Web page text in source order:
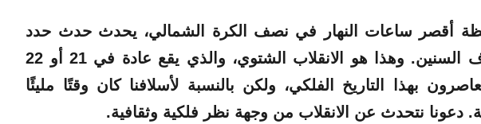
أقصر ساعات النهار في نصف الكرة الشمالي، يحدث حدث حدد
إيقاع حياة حضارات بأكملها لآلاف السنين. وهذا هو الانقلاب الشتوي، والذي يقع عادة في 21 أو 22
بهذا التاريخ الفلكي، ولكن بالنسبة لأسلافنا كان وقتًا مليئًا
دعونا نتحدث عن الانقلاب من وجهة نظر فلكية وثقافية.